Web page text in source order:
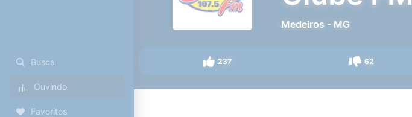
Busca
Ouvindo
Favoritos
Medeiros - MG
237 62